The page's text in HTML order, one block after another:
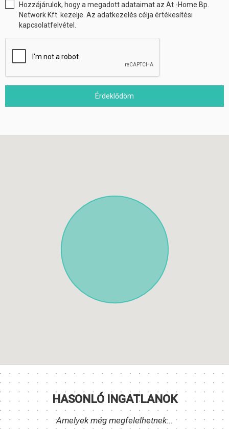
Hozzájárulok, hogy a megadott adataimat az At -Home Bp.
Network Kft. kezelje. Az adatkezelés célja értékesítési
kapcsolatfelvétel.
Érdeklődöm
HASONLÓ INGATLANOK
Amelyek még megfelelhetnek...